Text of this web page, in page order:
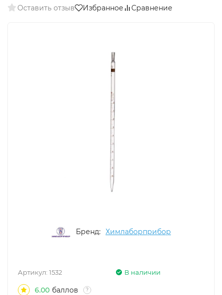
Оставить отзыв Избранное Сравнение
Бренд: Химлаборприбор
В наличии
Артикул: 1532
6.00 баллов ?